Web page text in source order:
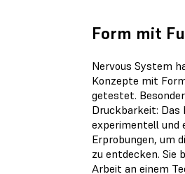
Form mit
Nervous System
Konzepte mit
getestet.
Druckbarkeit: Das
experimentell und
Erprobungen, um
zu entdecken. Sie
Arbeit an einem